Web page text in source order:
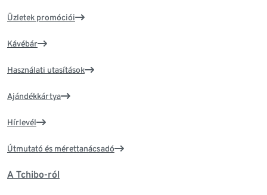
Üzletek promóciói
Kávébár
Használati utasítások
Ajándékkártya
Hírlevél
Útmutató és mérettanácsadó
A Tchibo-ról